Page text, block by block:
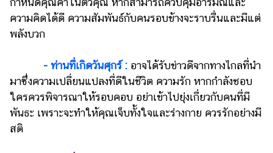
ความคิดได้ดี ความสัมพันธ์กับคนรอบข้างจะราบรื่นและมีแต่
พลังบวก
- ท่านที่เกิดวันศุกร์ : อาจได้รับข่าวดีจากทางไกลที่นำ
มาซึ่งความเปลี่ยนแปลงที่ดีในชีวิต ความรัก หากกำลังชอบ
ใครควรพิจารณาให้รอบคอบ อย่าเข้าไปยุ่งเกี่ยวกับคนที่มี
พันธะ เพราะจะทำให้คุณเจ็บทั้งใจและร่างกาย ควรรักอย่างมี
สติ